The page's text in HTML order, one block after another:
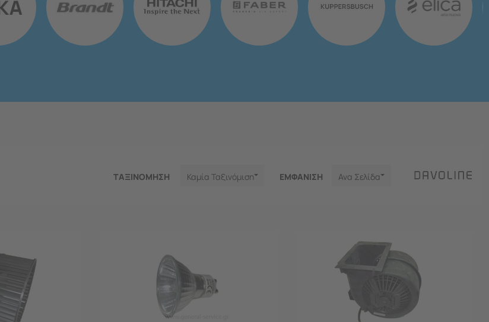
ΤΑΞΙΝΟΜΗΣΗ Καμία Ταξινόμιση ΕΜΦΑNΙΣΗ Ανα Σελίδα